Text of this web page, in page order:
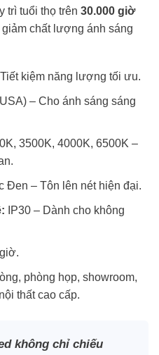
trì tuổi thọ trên 30.000 giờ
chất lượng ánh sáng
kiệm năng lượng tối ưu.
– Cho ánh sáng sáng
3500K, 4000K, 6500K –
Đen – Tôn lên nét hiện đại.
IP30 – Dành cho không
phòng họp, showroom,
thất cao cấp.
không chỉ chiếu